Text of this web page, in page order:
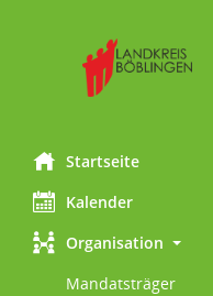
Startseite
Kalender
Organisation
Mandatsträger